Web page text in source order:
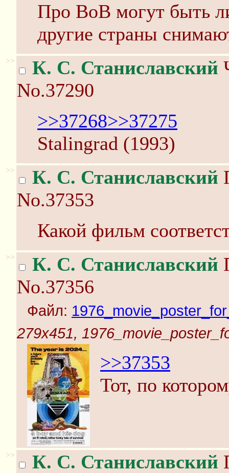
Про ВоВ могут быть
другие страны
>> К. С. Станиславский
No.37290
>>37268>>37275
Stalingrad (1993)
>> К. С. Станиславский
No.37353
Какой фильм
>> К. С. Станиславский
No.37356
Файл:
279x451,
>>37353
Тот, по
>> К. С. Станиславский